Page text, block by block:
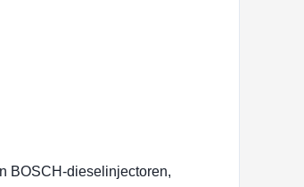
BOSCH-dieselinjectoren,